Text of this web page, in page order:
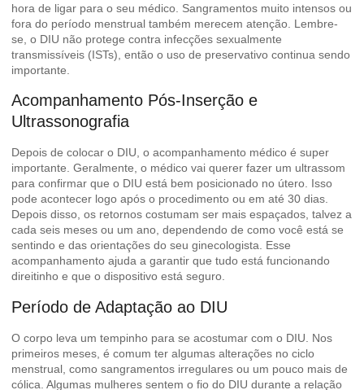
hora de ligar para o seu médico. Sangramentos muito intensos ou
fora do período menstrual também merecem atenção. Lembre-
se, o DIU não protege contra infecções sexualmente
transmissíveis (ISTs), então o uso de preservativo continua sendo
importante.
Acompanhamento Pós-Inserção e
Ultrassonografia
Depois de colocar o DIU, o acompanhamento médico é super
importante. Geralmente, o médico vai querer fazer um ultrassom
para confirmar que o DIU está bem posicionado no útero. Isso
pode acontecer logo após o procedimento ou em até 30 dias.
Depois disso, os retornos costumam ser mais espaçados, talvez a
cada seis meses ou um ano, dependendo de como você está se
sentindo e das orientações do seu ginecologista. Esse
acompanhamento ajuda a garantir que tudo está funcionando
direitinho e que o dispositivo está seguro.
Período de Adaptação ao DIU
O corpo leva um tempinho para se acostumar com o DIU. Nos
primeiros meses, é comum ter algumas alterações no ciclo
menstrual, como sangramentos irregulares ou um pouco mais de
cólica. Algumas mulheres sentem o fio do DIU durante a relação